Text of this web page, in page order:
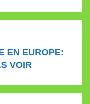
EN EUROPE:
VOIR